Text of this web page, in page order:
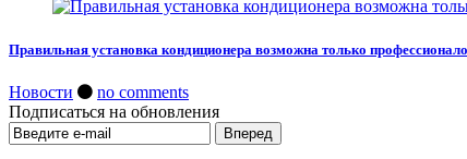
Правильная установка кондиционера возможна только
Новости
no comments
Подписаться на обновления